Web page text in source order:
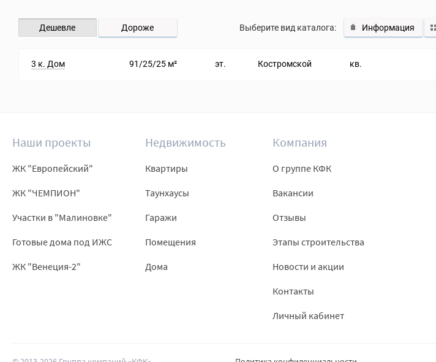
Дешевле Дороже Выберите вид каталога: Информация
3 к. Дом 91/25/25 м² эт. Костромской кв.
Наши проекты
ЖК "Европейский"
ЖК "ЧЕМПИОН"
Участки в "Малиновке"
Готовые дома под ИЖС
ЖК "Венеция-2"
Недвижимость
Квартиры
Таунхаусы
Гаражи
Помещения
Дома
Компания
О группе КФК
Вакансии
Отзывы
Этапы строительства
Новости и акции
Контакты
Личный кабинет